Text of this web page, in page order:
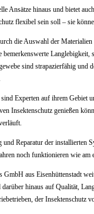
Ansätze hinaus und bietet
flexibel sein soll – sie
die Auswahl der Materialien
Langlebigkeit,
sind strapazierfähig
Experten auf ihrem Gebiet
Insektenschutz genießen
Reparatur der
noch funktionieren wie am
GmbH aus Eisenhüttenstadt
hinaus auf Qualität,
der Insektenschutz